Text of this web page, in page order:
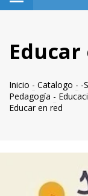
Inicio - Catalogo - -
Pedagogía -
Educar en red